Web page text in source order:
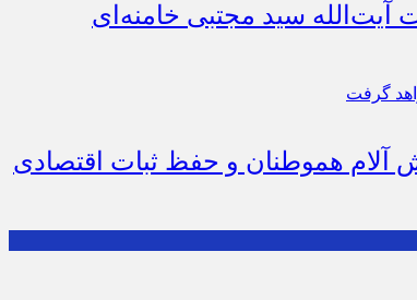
آیت‌الله سید مجتبی خامنه‌ای
آلام هموطنان و حفظ ثبات اقتصادی